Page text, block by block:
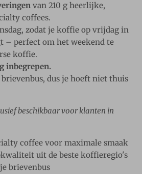
van 210 g heerlijke,
coffees.
zodat je koffie op vrijdag in
– perfect om het weekend te
koffie.
inbegrepen.
dus je hoeft niet thuis
beschikbaar voor klanten in
coffee voor maximale smaak
uit de beste koffieregio's
brievenbus